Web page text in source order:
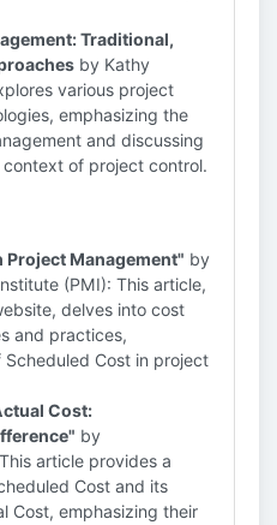
Traditional,
by Kathy
various project
emphasizing the
and discussing
of project control.
Project Management" by
(PMI): This article,
delves into cost
and practices,
Cost in project
Cost:
by
article provides a
Cost and its
Cost, emphasizing their